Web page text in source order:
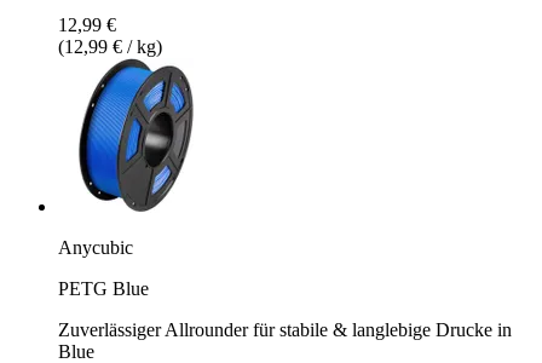
12,99 €
(12,99 € / kg)
Anycubic
PETG Blue
Zuverlässiger Allrounder für stabile & langlebige Drucke in
Blue